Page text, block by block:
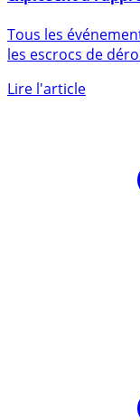
Arnaques : les
explosent à
les escrocs de